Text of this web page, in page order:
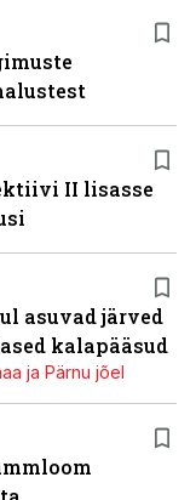
II lisasse
asuvad järved
kalapääsud
ja Pärnu jõel